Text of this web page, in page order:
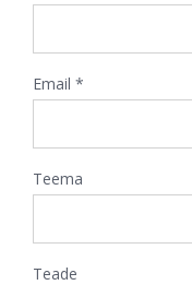
Email *
Teema
Teade